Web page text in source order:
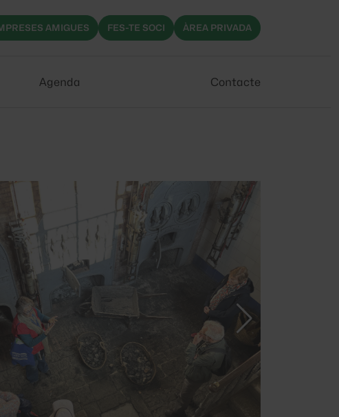
AMIGUES FES-TE SOCI ÀREA PRIVADA
Agenda Contacte